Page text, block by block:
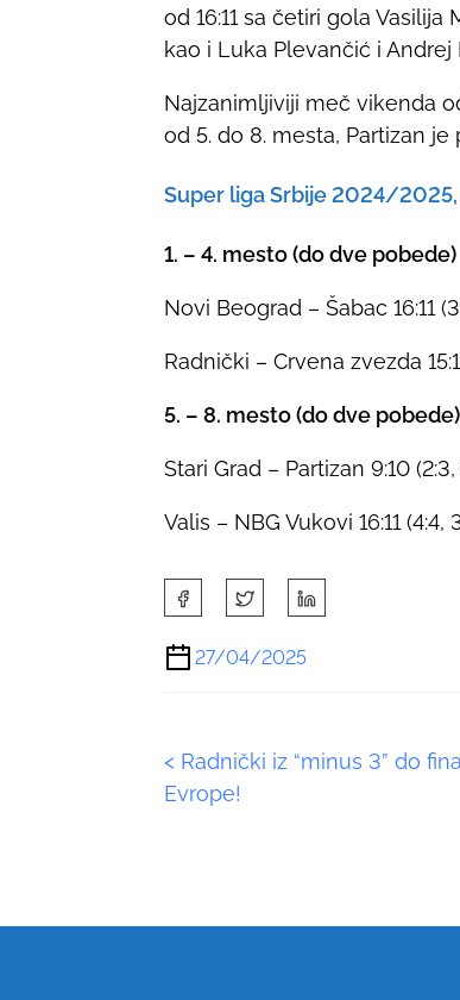
od 16:11 sa četiri gola
kao i Luka Plevančić i Andrej
Najzanimljiviji meč vikenda
od 5. do 8. mesta, Partizan je
Super liga Srbije 2024/
1. – 4. mesto (do dve pobede)
Novi Beograd – Šabac 16:11
Radnički – Crvena zvezda
5. – 8. mesto (do dve pobede)
Stari Grad – Partizan 9:10 (2:3,
Valis – NBG Vukovi 16:11 (4:4,
h
a
r
h
i
t
27/04/2025
P
t
< Radnički iz “minus 3” do
Evrope!